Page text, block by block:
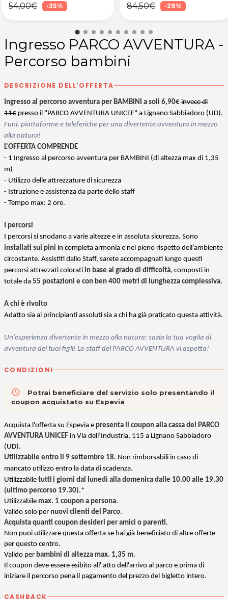
54,00€ -35% 84,50€ -29%
Ingresso PARCO AVVENTURA -
Percorso bambini
DESCRIZIONE DELL'OFFERTA
Ingresso al percorso avventura per BAMBINI a soli 6,90€ invece di
11€ presso il "PARCO AVVENTURA UNICEF" a Lignano Sabbiadoro (UD).
Funi, piattaforme e teleferiche per una divertente avventura in mezzo
alla natura!
L'OFFERTA COMPRENDE
- 1 Ingresso al percorso avventura per BAMBINI (di altezza max di 1,35
m)
- Utilizzo delle attrezzature di sicurezza
- Istruzione e assistenza da parte dello staff
- Tempo max: 2 ore.
I percorsi
I percorsi si snodano a varie altezze e in assoluta sicurezza. Sono
installati sui pini in completa armonia e nel pieno rispetto dell’ambiente
circostante. Assistiti dallo Staff, sarete accompagnati lungo questi
percorsi attrezzati colorati in base al grado di difficoltà, composti in
totale da 55 postazioni e con ben 400 metri di lunghezza complessiva.
A chi è rivolto
Adatto sia ai principianti assoluti sia a chi ha già praticato questa attività.
Un'esperienza divertente in mezzo alla natura: sazia la tua voglia di
avventura dei tuoi figli! Lo staff del PARCO AVVENTURA vi aspetta!
CONDIZIONI
access_time
Potrai beneficiare del servizio solo presentando il
coupon acquistato su Espevia
Acquista l'offerta su Espevia e presenta il coupon alla cassa del PARCO
AVVENTURA UNICEF in Via dell’Industria, 115 a Lignano Sabbiadoro
(UD).
Utilizzabile entro il 9 settembre 18. Non rimborsabili in caso di
mancato utilizzo entro la data di scadenza.
Utilizzabile tutti i giorni dal lunedì alla domenica dalle 10.00 alle 19.30
(ultimo percorso 19.30).*
Utilizzabile max. 1 coupon a persona.
Valido solo per nuovi clienti del Parco.
Acquista quanti coupon desideri per amici o parenti.
Non puoi utilizzare questa offerta se hai già beneficiato di altre offerte
per questo centro.
Valido per bambini di altezza max. 1,35 m.
Il coupon deve essere esibito all' atto dell'arrivo al parco e prima di
iniziare il percorso pena il pagamento del prezzo del bigletto intero.
CASHBACK